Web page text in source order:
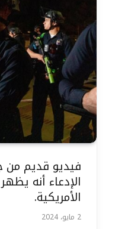
فيديو قديم من
الإدعاء أنه
الأمريكية.
2 مايو، 2024